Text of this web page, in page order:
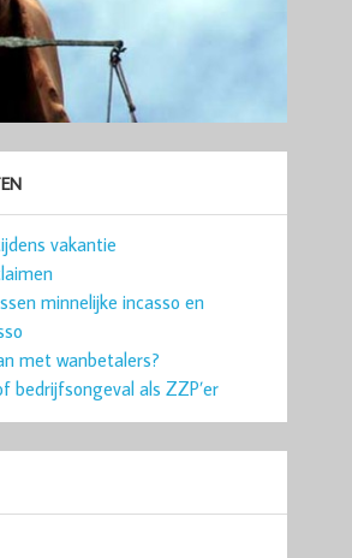
vakantie
minnelijke incasso en
met wanbetalers?
bedrijfsongeval als ZZP’er